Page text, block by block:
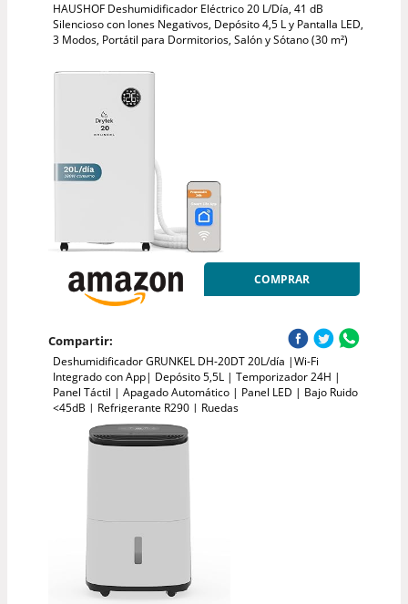
HAUSHOF Deshumidificador Eléctrico 20 L/Día, 41 dB
Silencioso con Iones Negativos, Depósito 4,5 L y Pantalla LED,
3 Modos, Portátil para Dormitorios, Salón y Sótano (30 m²)
COMPRAR
Compartir:
Deshumidificador GRUNKEL DH-20DT 20L/día |Wi-Fi
Integrado con App| Depósito 5,5L | Temporizador 24H |
Panel Táctil | Apagado Automático | Panel LED | Bajo Ruido
<45dB | Refrigerante R290 | Ruedas